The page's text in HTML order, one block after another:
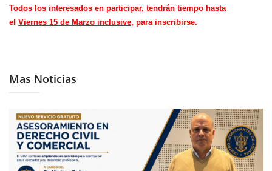
Todos los interesados en participar, tendrán tiempo hasta
el Viernes 15 de Marzo inclusive, para inscribirse.
Mas Noticias